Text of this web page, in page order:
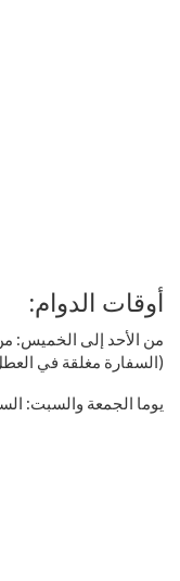
أوقات الدوام:
(السفارة مغلقة في
يوما الجمعة والسبت: